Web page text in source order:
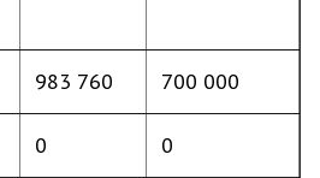
983 760 700 000
0 0